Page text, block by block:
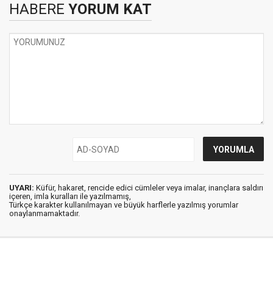
HABERE YORUM KAT
UYARI: Küfür, hakaret, rencide edici cümleler veya imalar, inançlara saldırı
içeren, imla kuralları ile yazılmamış,
Türkçe karakter kullanılmayan ve büyük harflerle yazılmış yorumlar
onaylanmamaktadır.